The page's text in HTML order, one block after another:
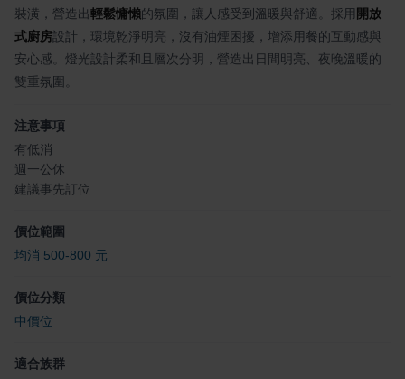
裝潢，營造出輕鬆慵懶的氛圍，讓人感受到溫暖與舒適。採用 開放
式廚房設計，環境乾淨明亮，沒有油煙困擾，增添用餐的互動感與
安心感。燈光設計柔和且層次分明，營造出日間明亮、夜晚溫暖的
雙重氛圍。
注意事項
有低消
週一公休
建議事先訂位
價位範圍
均消 500-800 元
價位分類
中價位
適合族群